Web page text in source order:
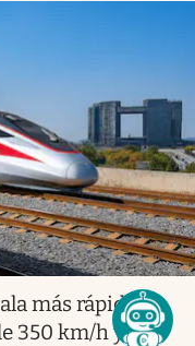
más rápido
350 km/h y